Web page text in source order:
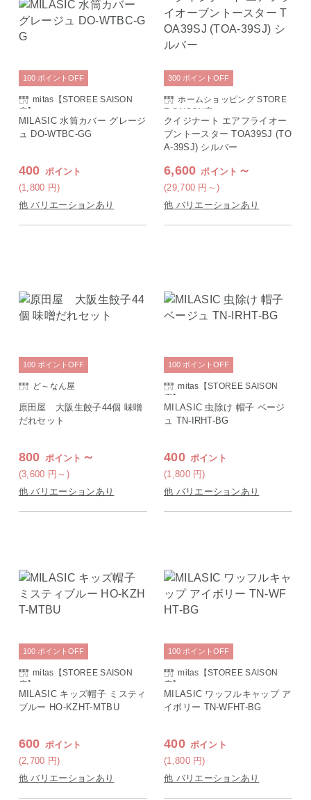
mitas【STOREE SAISON
店】
MILASIC 水筒カバー グレージ
ュ DO-WTBC-GG
400 ポイント
(1,800 円)
100 ポイント OFF
他 バリエーションあり
ホームショッピング STORE
E SAISON店
クイジナート エアフライオー
ブントースター TOA39SJ (TO
A-39SJ) シルバー
6,600 ポイント ～
(29,700 円 ～)
300 ポイント OFF
他 バリエーションあり
ど～なん屋
原田屋 大阪生餃子44個 味噌
だれセット
800 ポイント ～
(3,600 円 ～)
100 ポイント OFF
他 バリエーションあり
mitas【STOREE SAISON
店】
MILASIC 虫除け 帽子 ベージ
ュ TN-IRHT-BG
400 ポイント
(1,800 円)
100 ポイント OFF
他 バリエーションあり
mitas【STOREE SAISON
店】
MILASIC キッズ帽子 ミスティ
ブルー HO-KZHT-MTBU
600 ポイント
(2,700 円)
100 ポイント OFF
他 バリエーションあり
mitas【STOREE SAISON
店】
MILASIC ワッフルキャップ ア
イボリー TN-WFHT-BG
400 ポイント
(1,800 円)
100 ポイント OFF
他 バリエーションあり